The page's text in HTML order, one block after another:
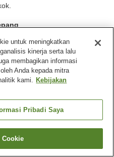
Layanan bangun tidur
untuk meningkatkan
kinerja serta lalu
membagikan informasi
Anda kepada mitra
kami. Kebijakan
Pribadi Saya
Cookie